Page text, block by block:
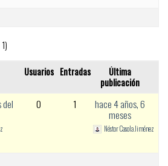
Usuarios Entradas
Última
publicación
del 0 1 hace 4 años, 6
meses
Néstor Casola Jiménez